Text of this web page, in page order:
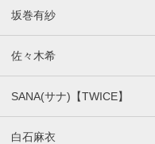
坂巻有紗
佐々木希
SANA(サナ)【TWICE】
白石麻衣